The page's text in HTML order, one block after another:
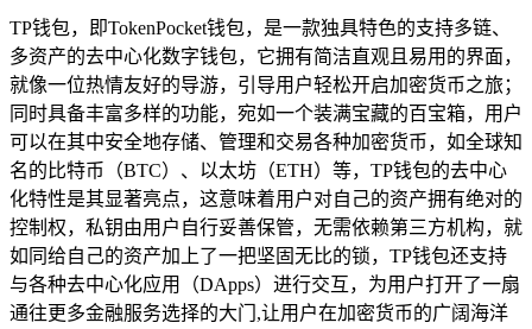
TP钱包，即TokenPocket钱包，是一款独具特色的支持多链、
多资产的去中心化数字钱包，它拥有简洁直观且易用的界面，
就像一位热情友好的导游，引导用户轻松开启加密货币之旅；
同时具备丰富多样的功能，宛如一个装满宝藏的百宝箱，用户
可以在其中安全地存储、管理和交易各种加密货币，如全球知
名的比特币（BTC）、以太坊（ETH）等，TP钱包的去中心
化特性是其显著亮点，这意味着用户对自己的资产拥有绝对的
控制权，私钥由用户自行妥善保管，无需依赖第三方机构，就
如同给自己的资产加上了一把坚固无比的锁，TP钱包还支持
与各种去中心化应用（DApps）进行交互，为用户打开了一扇
通往更多金融服务选择的大门,让用户在加密货币的广阔海洋